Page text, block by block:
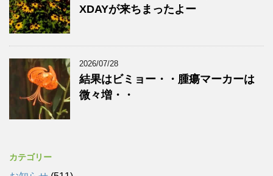
XDAYが来ちまったよー
2026/07/28
結果はビミョー・・腫瘍マーカーは
微々増・・
カテゴリー